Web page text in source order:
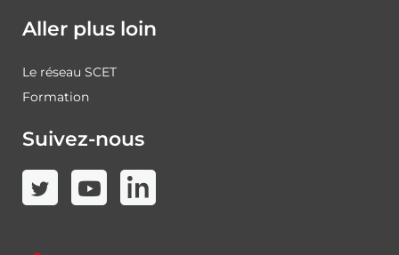
Aller plus loin
Le réseau SCET
Formation
Suivez-nous